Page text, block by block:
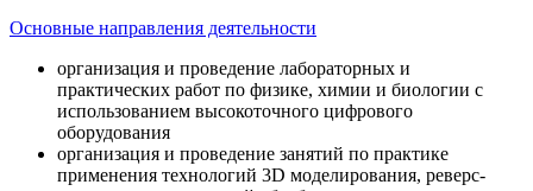
Основные направления деятельности
организация и проведение лабораторных и
практических работ по физике, химии и биологии с
использованием высокоточного цифрового
оборудования
организация и проведение занятий по практике
применения технологий 3D моделирования, реверс-